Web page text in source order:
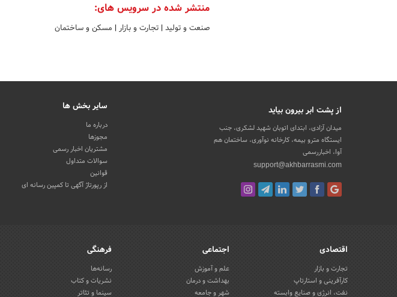
منتشر شده در سرویس های:
صنعت و تولید | تجارت و بازار | مسکن و ساختمان
از پشت ابر بیرون بیاید
میدان آزادی، ابتدای اتوبان شهید لشکری، جنب
ایستگاه مترو بیمه، کارخانه نوآوری، ساختمان هم
آوا، اخباررسمی
support@akhbarrasmi.com
سایر بخش ها
درباره ما
مجوزها
مشتریان اخبار رسمی
سوالات متداول
قوانین
از رپورتاژ آگهی تا کمپین رسانه ای
اقتصادی
تجارت و بازار
کارآفرینی و استارتاپ
نفت، انرژی و صنایع وابسته
اجتماعی
علم و آموزش
بهداشت و درمان
شهر و جامعه
فرهنگی
رسانه‌ها
نشریات و کتاب
سینما و تئاتر